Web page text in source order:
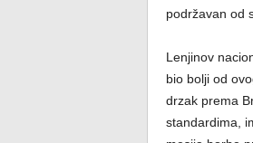
podržavan od
Lenjinov
bio bolji od
drzak prema
standardima,